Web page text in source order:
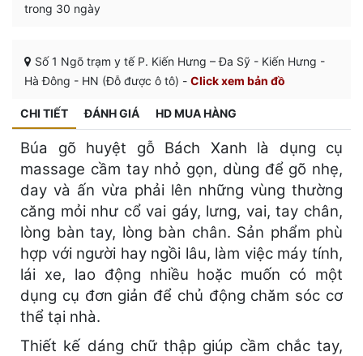
trong 30 ngày
Số 1 Ngõ trạm y tế P. Kiến Hưng – Đa Sỹ - Kiến Hưng -
Hà Đông - HN (Đỗ được ô tô) - Click xem bản đồ
CHI TIẾT ĐÁNH GIÁ HD MUA HÀNG
Búa gõ huyệt gỗ Bách Xanh là dụng cụ
massage cầm tay nhỏ gọn, dùng để gõ nhẹ,
day và ấn vừa phải lên những vùng thường
căng mỏi như cổ vai gáy, lưng, vai, tay chân,
lòng bàn tay, lòng bàn chân. Sản phẩm phù
hợp với người hay ngồi lâu, làm việc máy tính,
lái xe, lao động nhiều hoặc muốn có một
dụng cụ đơn giản để chủ động chăm sóc cơ
thể tại nhà.
Thiết kế dáng chữ thập giúp cầm chắc tay,